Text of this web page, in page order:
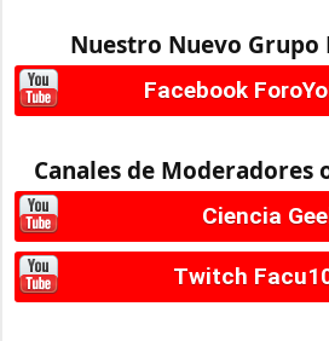
Nuestro Nuevo Grupo
Facebook
Canales de Moderadores
Ciencia
Twitch